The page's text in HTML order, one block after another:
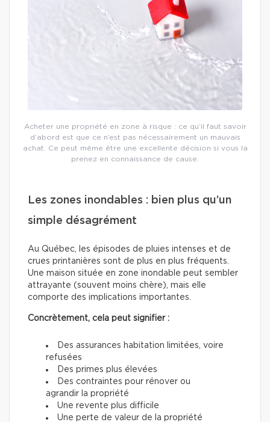
Acheter une propriété en zone à risque : ce qu’il faut savoir
d’abord est que ce n’est pas nécessairement un mauvais
achat. Ce peut même être une excellente décision si vous la
prenez en connaissance de cause.
Les zones inondables : bien plus qu’un
simple désagrément
Au Québec, les épisodes de pluies intenses et de
crues printanières sont de plus en plus fréquents.
Une maison située en zone inondable peut sembler
attrayante (souvent moins chère), mais elle
comporte des implications importantes.
Concrètement, cela peut signifier :
Des assurances habitation limitées, voire
refusées
Des primes plus élevées
Des contraintes pour rénover ou
agrandir la propriété
Une revente plus difficile
Une perte de valeur de la propriété